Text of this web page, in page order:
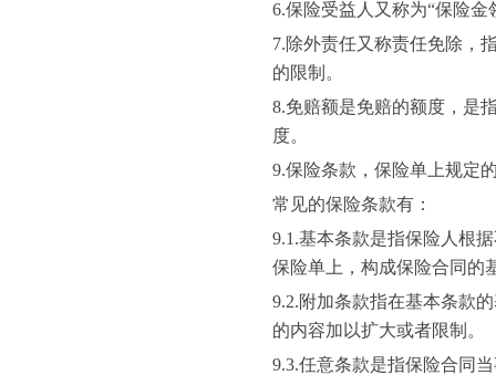
6.保险受益人又称为“保险金
7.除外责任又称责任免除，
的限制。
8.免赔额是免赔的额度，是
度。
9.保险条款，保险单上规定
常见的保险条款有：
9.1.基本条款是指保险人根
保险单上，构成保险合同的
9.2.附加条款指在基本条款
的内容加以扩大或者限制。
9.3.任意条款是指保险合同